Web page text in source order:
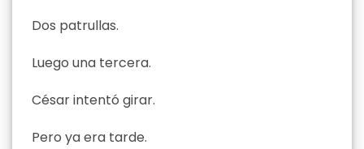
Dos patrullas.
Luego una tercera.
César intentó girar.
Pero ya era tarde.